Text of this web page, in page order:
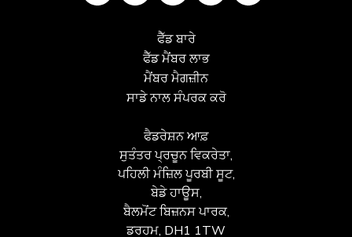
ਫੈੱਡ ਬਾਰੇ
ਫੈੱਡ ਮੈਂਬਰ ਲਾਭ
ਮੈਂਬਰ ਮੈਗਜ਼ੀਨ
ਸਾਡੇ ਨਾਲ ਸੰਪਰਕ ਕਰੋ
ਫੈਡਰੇਸ਼ਨ ਆਫ਼
ਸੁਤੰਤਰ ਪ੍ਰਚੂਨ ਵਿਕਰੇਤਾ,
ਪਹਿਲੀ ਮੰਜ਼ਿਲ ਪੂਰਬੀ ਸੂਟ,
ਬੇਡੇ ਹਾਊਸ,
ਬੈਲਮੋਂਟ ਬਿਜ਼ਨਸ ਪਾਰਕ,
ਡਰਹਮ, DH1 1TW